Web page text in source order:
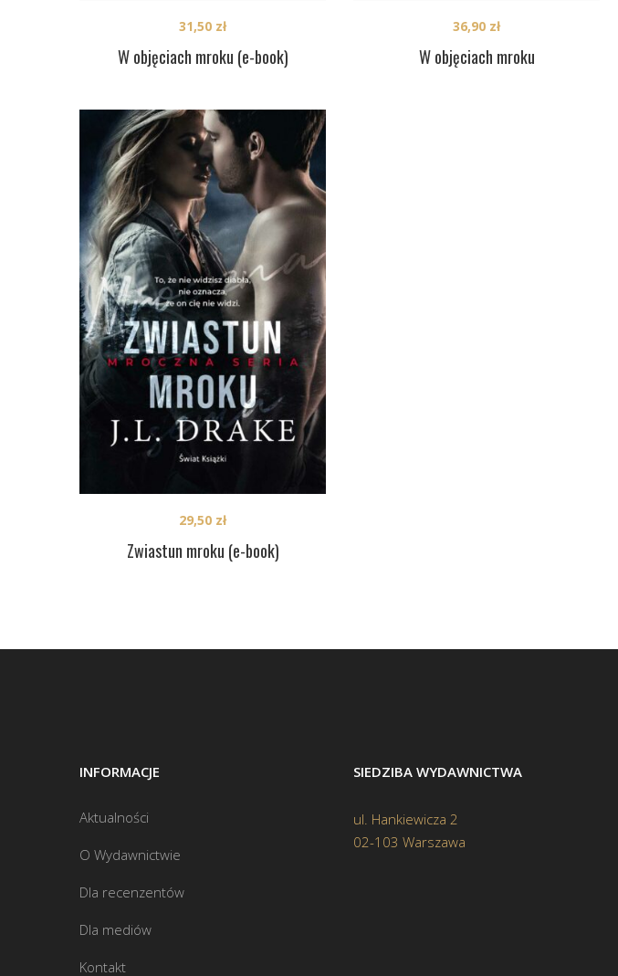
W objęciach mroku (e-book)
31,50 zł
W objęciach mroku
36,90 zł
Zwiastun mroku (e-book)
29,50 zł
INFORMACJE
Aktualności
O Wydawnictwie
Dla recenzentów
Dla mediów
Kontakt
SIEDZIBA WYDAWNICTWA
ul. Hankiewicza 2
02-103 Warszawa